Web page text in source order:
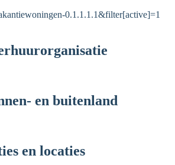
0.1.1.1.1&filter[active]=1
en buitenland
en locaties